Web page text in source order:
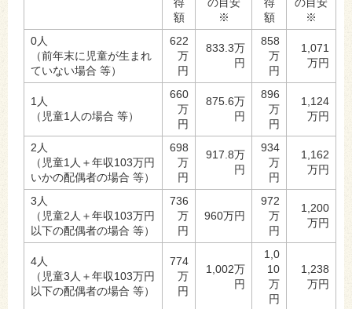
額
※
額
※
0人
（前年末に児童が生まれ
ていない場合 等）
622
万
円
833.3万
円
858
万
円
1,071
万円
1人
（児童1人の場合 等）
660
万
円
875.6万
円
896
万
円
1,124
万円
2人
（児童1人＋年収103万円
いかの配偶者の場合 等）
698
万
円
917.8万
円
934
万
円
1,162
万円
3人
（児童2人＋年収103万円
以下の配偶者の場合 等）
736
万
円
960万円
972
万
円
1,200
万円
4人
（児童3人＋年収103万円
以下の配偶者の場合 等）
774
万
円
1,002万
円
1,0
10
万
円
1,238
万円